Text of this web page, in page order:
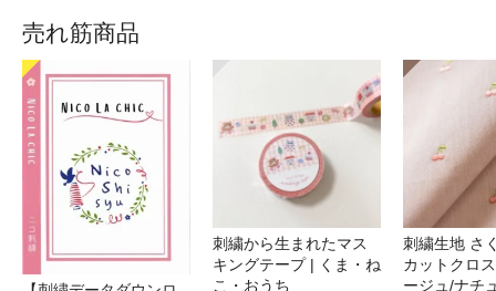
売れ筋商品
刺繍から生まれたマス
キングテープ | くま・ね
こ・おうち
刺繍生地 さ
カットクロ
ージュ/ナチ